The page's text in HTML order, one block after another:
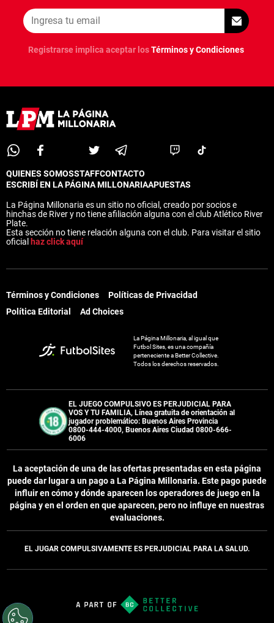
Registrarse implica aceptar losTérminos y Condiciones
QUIENES SOMOSSTAFFCONTACTO
ESCRIBÍ EN LA PÁGINA MILLONARIAAPUESTAS
La Página Millonaria es un sitio no oficial, creado por socios e
hinchas de River y no tiene afiliación alguna con el club Atlético River
Plate.
Esta sección no tiene relación alguna con el club. Para visitar el sitio
oficial haz click aquí
Términos y Condiciones
Políticas de Privacidad
Política Editorial
Ad Choices
La Página Millonaria, al igual que
Futbol Sites, es una compañía
perteneciente a Better Collective.
Todos los derechos reservados.
EL JUEGO COMPULSIVO ES PERJUDICIAL PARA
VOS Y TU FAMILIA, Línea gratuita de orientación al
jugador problemático: Buenos Aires Provincia
0800-444-4000, Buenos Aires Ciudad 0800-666-
6006
La aceptación de una de las ofertas presentadas en esta página
puede dar lugar a un pago a La Página Millonaria. Este pago puede
influir en cómo y dónde aparecen los operadores de juego en la
página y en el orden en que aparecen, pero no influye en nuestras
evaluaciones.
EL JUGAR COMPULSIVAMENTE ES PERJUDICIAL PARA LA SALUD.